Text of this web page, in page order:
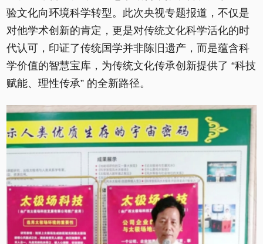
验文化向环境科学转型。此次央视专题报道，不仅是
对他学术创新的肯定，更是对传统文化科学活化的时
代认可，印证了传统国学并非陈旧遗产，而是蕴含科
学价值的智慧宝库，为传统文化传承创新提供了 “科技
赋能、理性传承” 的全新路径。